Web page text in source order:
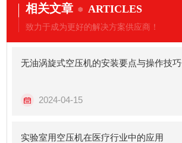
相关文章 ARTICLES
致力于成为更好的解决方案供应商！
无油涡旋式空压机的安装要点与操作技
2024-04-15
实验室用空压机在医疗行业中的应用